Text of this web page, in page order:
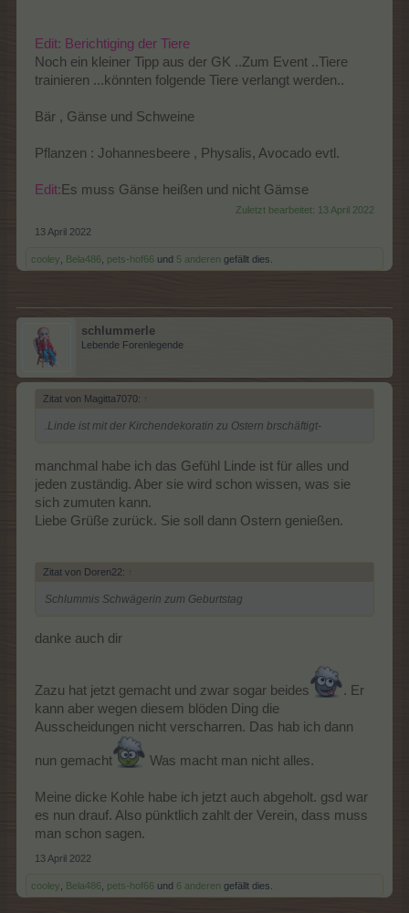
Edit: Berichtiging der Tiere
Noch ein kleiner Tipp aus der GK ..Zum Event ..Tiere
trainieren ...könnten folgende Tiere verlangt werden..
Bär , Gänse und Schweine
Pflanzen : Johannesbeere , Physalis, Avocado evtl.
Edit: Es muss Gänse heißen und nicht Gämse
Zuletzt bearbeitet: 13 April 2022
13 April 2022
cooley, Bela486, pets-hof66 und 5 anderen gefällt dies.
schlummerle
Lebende Forenlegende
Zitat von Magitta7070: ↑
.Linde ist mit der Kirchendekoratin zu Ostern brschäftigt-
manchmal habe ich das Gefühl Linde ist für alles und
jeden zuständig. Aber sie wird schon wissen, was sie
sich zumuten kann.
Liebe Grüße zurück. Sie soll dann Ostern genießen.
Zitat von Doren22: ↑
Schlummis Schwägerin zum Geburtstag
danke auch dir
Zazu hat jetzt gemacht und zwar sogar beides
. Er
kann aber wegen diesem blöden Ding die
Ausscheidungen nicht verscharren. Das hab ich dann
nun gemacht Was macht man nicht alles.
Meine dicke Kohle habe ich jetzt auch abgeholt. gsd war
es nun drauf. Also pünktlich zahlt der Verein, dass muss
man schon sagen.
13 April 2022
cooley, Bela486, pets-hof66 und 6 anderen gefällt dies.